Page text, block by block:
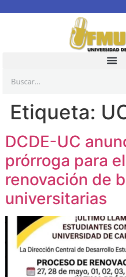
Etiqueta:
DCDE-UC
prórroga para
renovación de
universitarias